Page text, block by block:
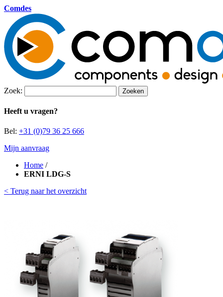
Comdes
Zoek: Zoeken
Heeft u vragen?
Bel: +31 (0)79 36 25 666
Mijn aanvraag
Home /
ERNI LDG-S
< Terug naar het overzicht